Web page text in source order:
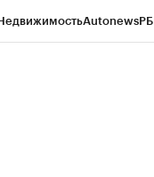
Autonews